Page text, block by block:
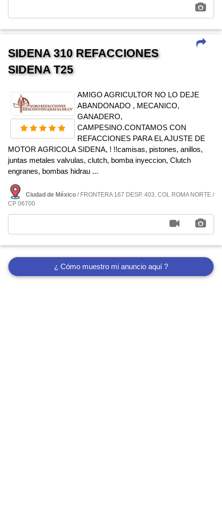
SIDENA 310 REFACCIONES
SIDENA T25
AMIGO AGRICULTOR NO LO DEJE
ABANDONADO , MECANICO,
GANADERO,
CAMPESINO.CONTAMOS CON
REFACCIONES PARA EL AJUSTE DE
MOTOR AGRICOLA SIDENA, ! !!camisas, pistones, anillos,
juntas metales valvulas, clutch, bomba inyeccion, Clutch
engranes, bombas hidrau ...
Ciudad de México / FRONTERA 167 DESP. 403, COL ROMA NORTE /
CP 06700
¿ Cómo muestro mi anuncio aquí ?